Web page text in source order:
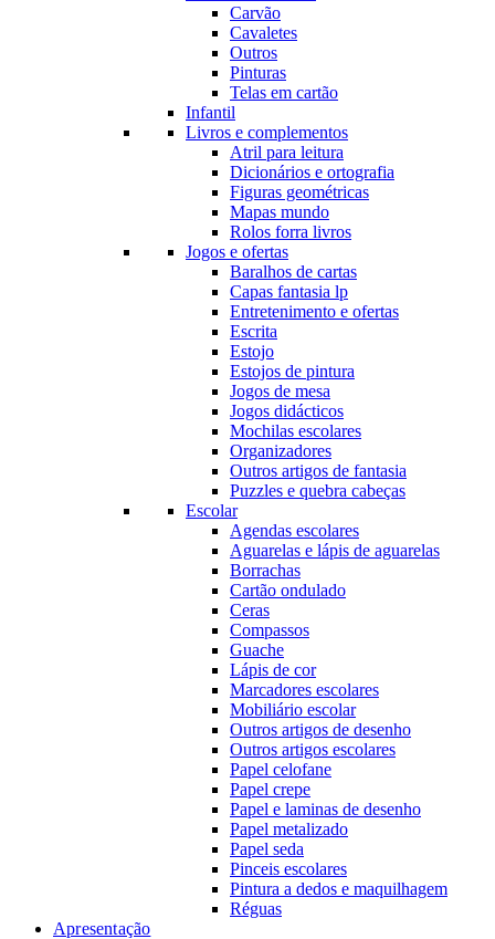
Carvão
Cavaletes
Outros
Pinturas
Telas em cartão
Infantil
Livros e complementos
Atril para leitura
Dicionários e ortografia
Figuras geométricas
Mapas mundo
Rolos forra livros
Jogos e ofertas
Baralhos de cartas
Capas fantasia lp
Entretenimento e ofertas
Escrita
Estojo
Estojos de pintura
Jogos de mesa
Jogos didácticos
Mochilas escolares
Organizadores
Outros artigos de fantasia
Puzzles e quebra cabeças
Escolar
Agendas escolares
Aguarelas e lápis de aguarelas
Borrachas
Cartão ondulado
Ceras
Compassos
Guache
Lápis de cor
Marcadores escolares
Mobiliário escolar
Outros artigos de desenho
Outros artigos escolares
Papel celofane
Papel crepe
Papel e laminas de desenho
Papel metalizado
Papel seda
Pinceis escolares
Pintura a dedos e maquilhagem
Réguas
Apresentação